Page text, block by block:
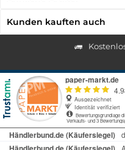
Kunden kauften auch